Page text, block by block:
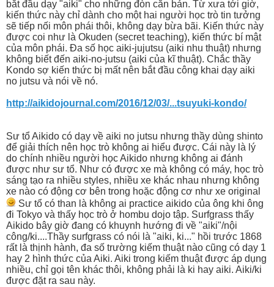
bắt đầu dạy "aiki" cho những đòn căn bản. Từ xưa tới giờ,
kiến thức này chỉ dành cho một hai người học trò tin tưởng
sẽ tiếp nối môn phái thôi, không dạy bừa bãi. Kiến thức này
được coi như là Okuden (secret teaching), kiến thức bí mật
của môn phái. Đa số học aiki-jujutsu (aiki nhu thuật) nhưng
không biết đến aiki-no-jutsu (aiki của kĩ thuật). Chắc thầy
Kondo sợ kiến thức bị mất nên bắt đầu công khai dạy aiki
no jutsu và nói về nó.
http://aikidojournal.com/2016/12/03/...tsuyuki-kondo/
Sư tổ Aikido có dạy về aiki no jutsu nhưng thầy dùng shinto
để giải thích nên học trò không ai hiểu được. Cái này là lý
do chính nhiều người học Aikido nhưng không ai đánh
được như sư tổ. Như có được xe mà không có máy, học trò
sáng tạo ra nhiều styles, nhiều xe khác nhau nhưng không
xe nào có động cơ bên trong hoặc động cơ như xe original
Sư tổ có than là không ai practice aikido của ông khi ông
đi Tokyo và thấy học trò ở hombu dojo tập. Surfgrass thấy
Aikido bây giờ đang có khuynh hướng đi về "aiki"/nội
công/ki....Thầy surfgrass có nói là "aiki, ki..." hồi trước 1868
rất là thịnh hành, đa số trường kiếm thuật nào cũng có dạy 1
hay 2 hình thức của Aiki. Aiki trong kiếm thuật được áp dụng
nhiều, chỉ gọi tên khác thôi, không phải là ki hay aiki. Aiki/ki
được đặt ra sau này.